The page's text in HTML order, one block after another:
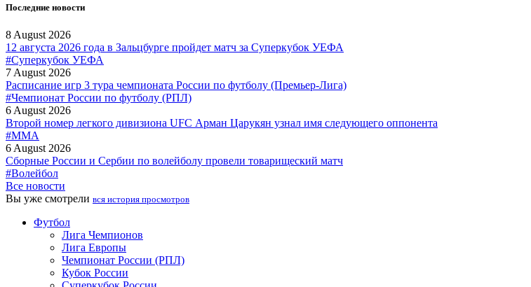
Последние новости
8 August 2026
12 августа 2026 года в Зальцбурге пройдет матч за Суперкубок УЕФА
#Суперкубок УЕФА
7 August 2026
Расписание игр 3 тура чемпионата России по футболу (Премьер-Лига)
#Чемпионат России по футболу (РПЛ)
6 August 2026
Второй номер легкого дивизиона UFC Арман Царукян узнал имя следующего оппонента
#MMA
6 August 2026
Сборные России и Сербии по волейболу провели товарищеский матч
#Волейбол
Все новости
Вы уже смотрели вся история просмотров
Футбол
Лига Чемпионов
Лига Европы
Чемпионат России (РПЛ)
Кубок России